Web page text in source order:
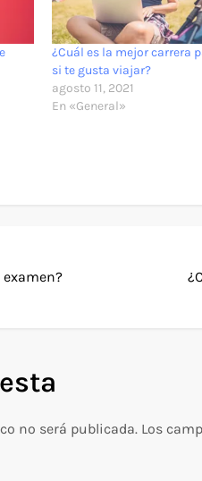
¿Cuál es la mejor carrera
si te gusta viajar?
agosto 11, 2021
En «General»
no será publicada. Los